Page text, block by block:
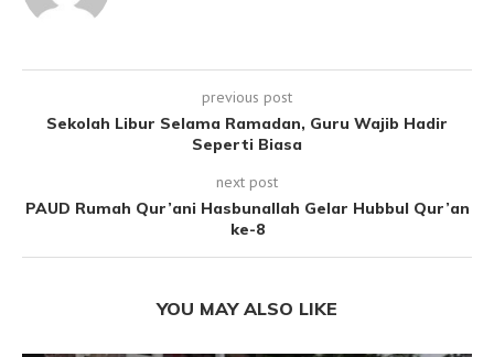
previous post
Sekolah Libur Selama Ramadan, Guru Wajib Hadir
Seperti Biasa
next post
PAUD Rumah Qur’ani Hasbunallah Gelar Hubbul Qur’an
ke-8
YOU MAY ALSO LIKE